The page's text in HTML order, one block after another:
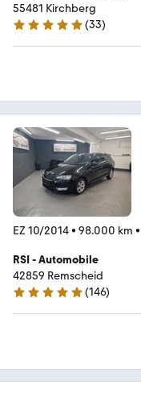
55481 Kirchberg
4.8 Sterne
(33)
EZ 10/2014• 98.000 km •
RSI - Automobile
42859 Remscheid
5 Sterne
(146)